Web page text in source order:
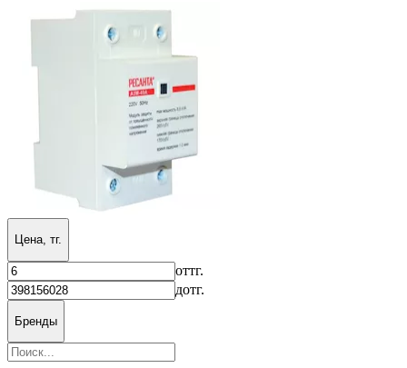
Цена, тг.
оттг.
дотг.
Бренды